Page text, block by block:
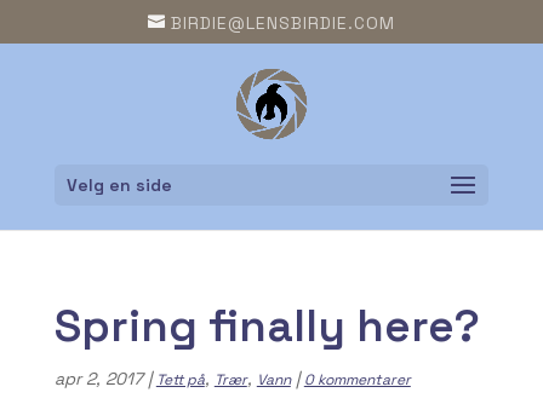
BIRDIE@LENSBIRDIE.COM
Velg en side
Spring finally here?
apr 2, 2017| Tett på, Trær, Vann|0 kommentarer